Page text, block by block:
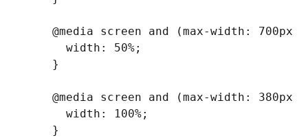
@media screen and (max-width : 700px
width : 50%;
}
@media screen and (max-width : 380px
width : 100%;
}